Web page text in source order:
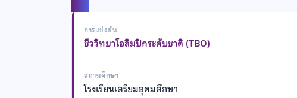
การแข่งขัน
ชีววิทยาโอลิมปิกระดับชาติ (TBO)
สถานศึกษา
โรงเรียนเตรียมอุดมศึกษา